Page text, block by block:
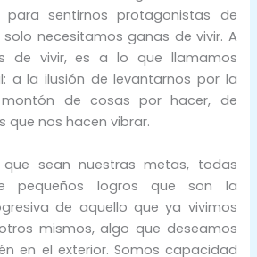
sentirnos protagonistas de
solo necesitamos ganas de vivir. A
de vivir, es a lo que llamamos
a la ilusión de levantarnos por la
de cosas por hacer, de
que nos hacen vibrar.
sean nuestras metas, todas
pequeños logros que son la
de aquello que ya vivimos
mismos, algo que deseamos
en el exterior. Somos capacidad